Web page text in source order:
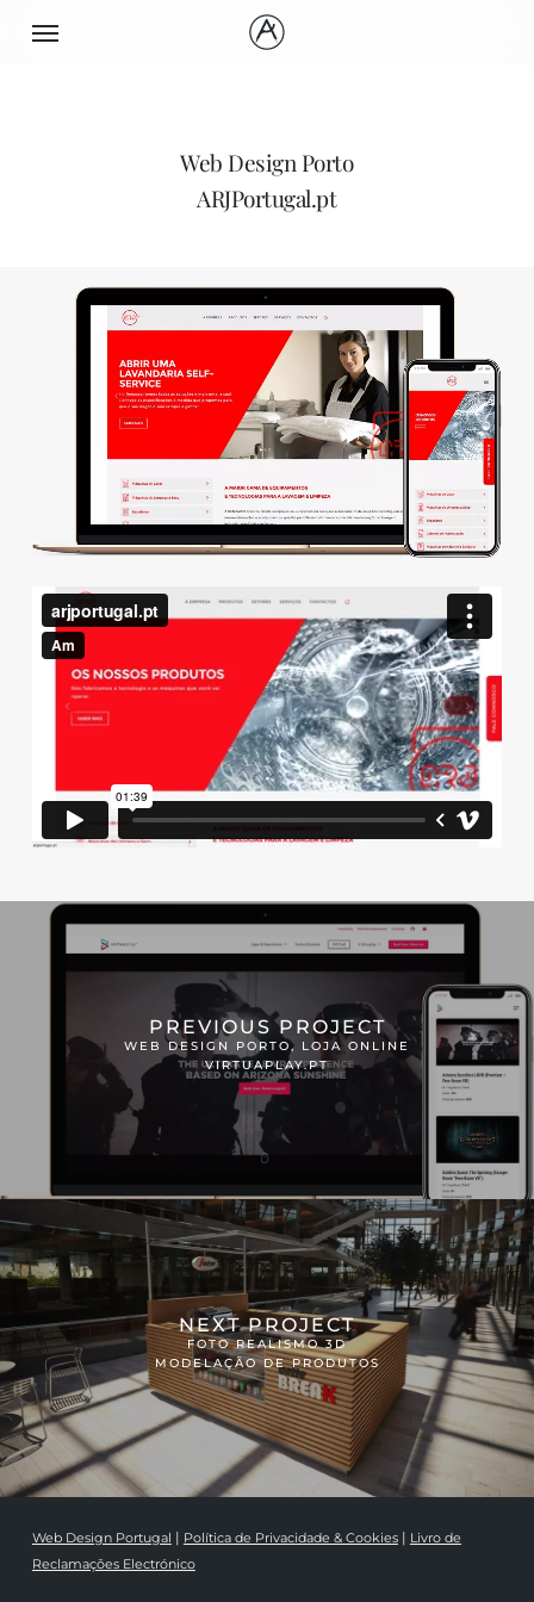
Menu
Web Design Porto
ARJPortugal.pt
PREVIOUS PROJECT
WEB DESIGN PORTO, LOJA ONLINE
VIRTUAPLAY.PT
NEXT PROJECT
FOTO REALISMO 3D
MODELAÇÃO DE PRODUTOS
Web Design Portugal | Política de Privacidade & Cookies| Livro de
Reclamações Electrónico